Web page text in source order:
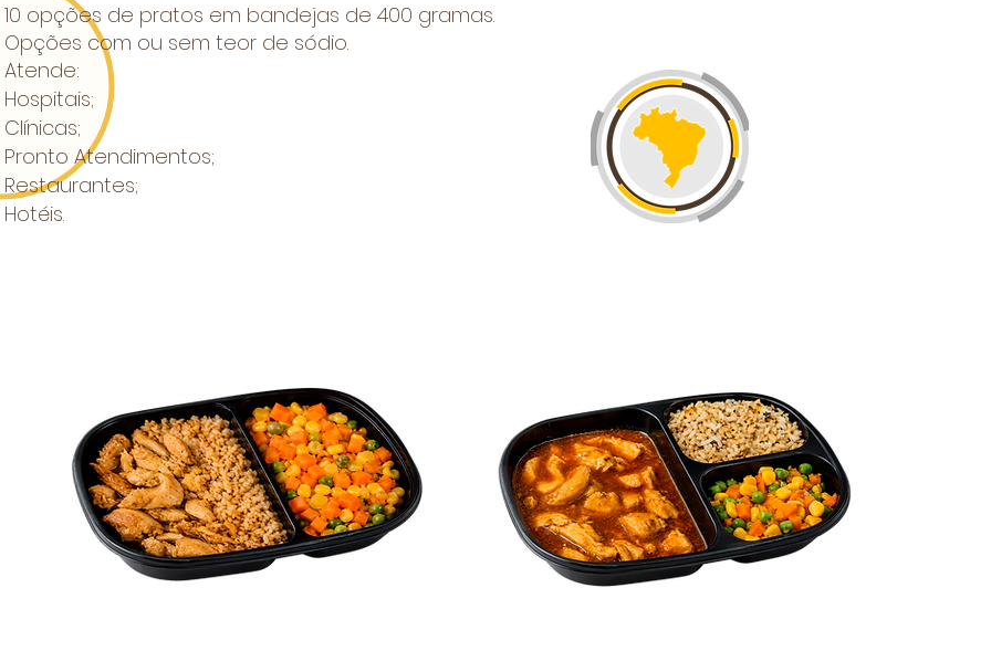
10 opções de pratos em bandejas de 400 gramas.
Opções com ou sem teor de sódio.
Atende:
Hospitais;
Clínicas;
Pronto Atendimentos;
Restaurantes;
Hotéis.